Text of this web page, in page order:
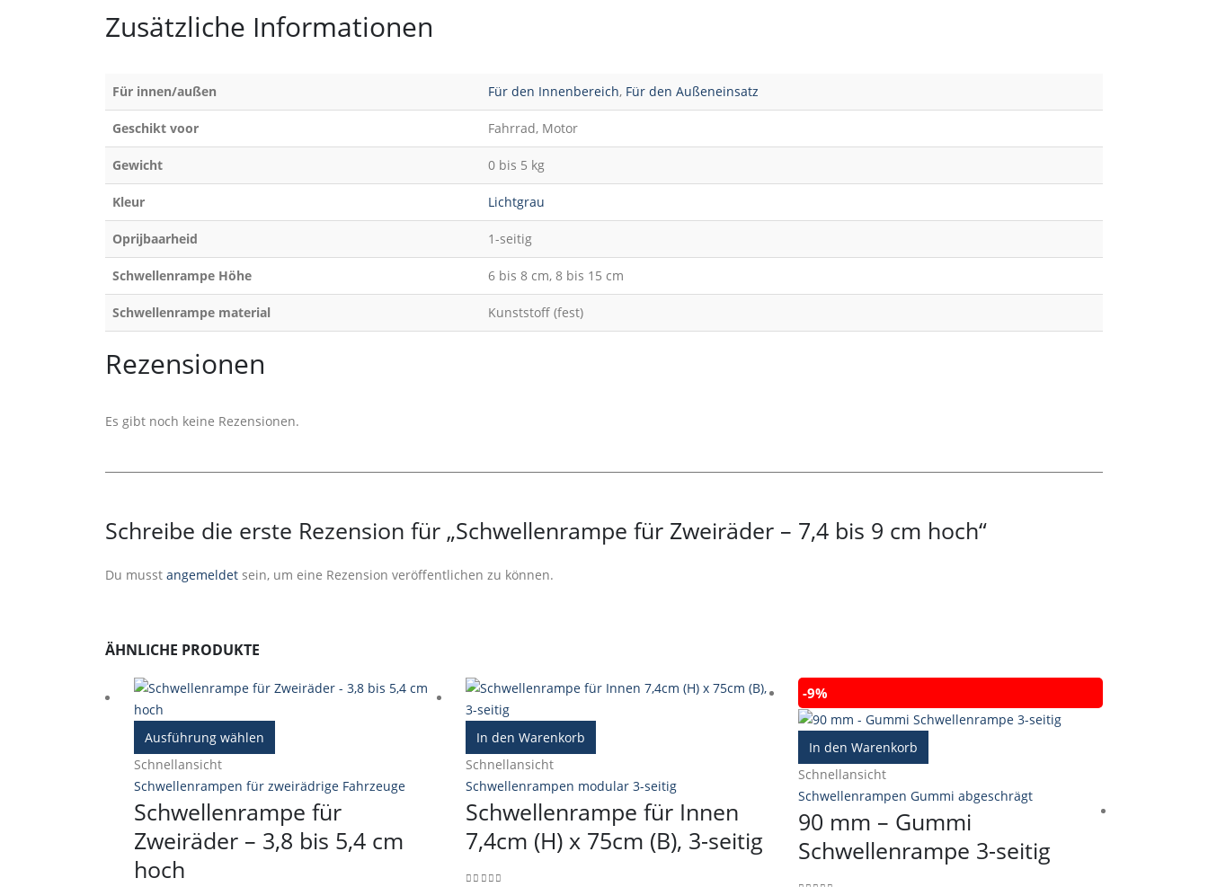
Zusätzliche Informationen
Für innen/außen Für den Innenbereich, Für den Außeneinsatz
Geschikt voor Fahrrad, Motor
Gewicht 0 bis 5 kg
Kleur Lichtgrau
Oprijbaarheid 1-seitig
Schwellenrampe Höhe 6 bis 8 cm, 8 bis 15 cm
Schwellenrampe material Kunststoff (fest)
Rezensionen
Es gibt noch keine Rezensionen.
Schreibe die erste Rezension für „Schwellenrampe für Zweiräder – 7,4 bis 9 cm hoch“
Du musst angemeldet sein, um eine Rezension veröffentlichen zu können.
ÄHNLICHE PRODUKTE
Ausführung wählen
Produkt
mehrere
Varianten
auf.
Schnellansicht
Schwellenrampen für zweirädrige Fahrzeuge
Schwellenrampe für
Zweiräder – 3,8 bis 5,4 cm
hoch
In den Warenkorb
Schnellansicht
Schwellenrampen modular 3-seitig
Schwellenrampe für Innen
7,4cm (H) x 75cm (B), 3-seitig
-9%
In den Warenkorb
Schnellansicht
Schwellenrampen Gummi abgeschrägt
90 mm – Gummi
Schwellenrampe 3-seitig